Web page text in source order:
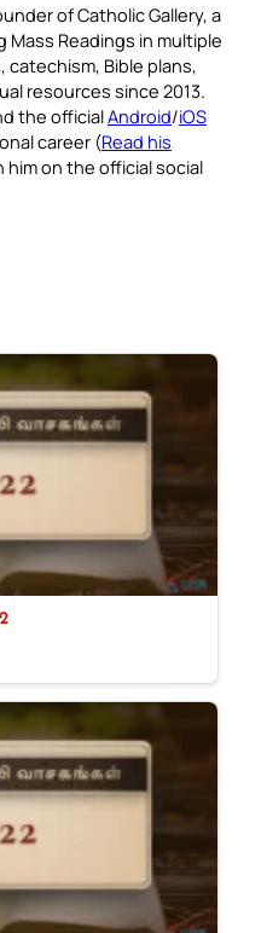
of Catholic Gallery, a
Readings in multiple
Bible plans,
resources since 2013.
the officialAndroid/iOS
career (Read his
on the official social